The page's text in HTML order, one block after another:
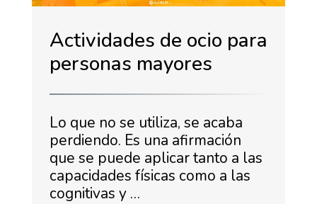
Actividades de ocio para
personas mayores
Lo que no se utiliza, se acaba
perdiendo. Es una afirmación
que se puede aplicar tanto a las
capacidades físicas como a las
cognitivas y …